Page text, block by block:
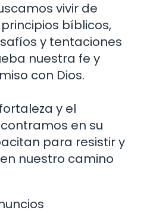
vivir de
bíblicos,
y tentaciones
nuestra fe y
con Dios.
y el
en su
para resistir y
nuestro camino